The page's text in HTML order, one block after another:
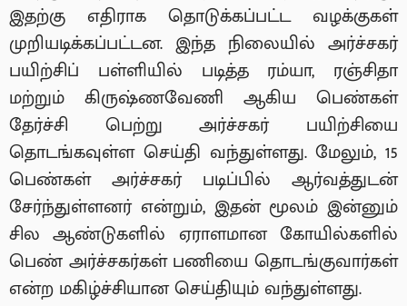
இதற்கு எதிராக தொடுக்கப்பட்ட வழக்குகள்
முறியடிக்கப்பட்டன. இந்த நிலையில் அர்ச்சகர்
பயிற்சிப் பள்ளியில் படித்த ரம்யா, ரஞ்சிதா
மற்றும் கிருஷ்ணவேணி ஆகிய பெண்கள்
தேர்ச்சி பெற்று அர்ச்சகர் பயிற்சியை
தொடங்கவுள்ள செய்தி வந்துள்ளது. மேலும், 15
பெண்கள் அர்ச்சகர் படிப்பில் ஆர்வத்துடன்
சேர்ந்துள்ளனர் என்றும், இதன் மூலம் இன்னும்
சில ஆண்டுகளில் ஏராளமான கோயில்களில்
பெண் அர்ச்சகர்கள் பணியை தொடங்குவார்கள்
என்ற மகிழ்ச்சியான செய்தியும் வந்துள்ளது.